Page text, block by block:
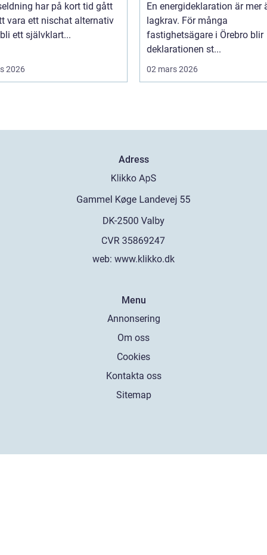
har på kort tid gått
vara ett nischat alternativ
ett självklart...
2026
En energideklaration är mer
lagkrav. För många
fastighetsägare i Örebro blir
deklarationen st...
02 mars 2026
Adress
web: www.klikko.dk
Menu
Annonsering
Om oss
Cookies
Kontakta oss
Sitemap